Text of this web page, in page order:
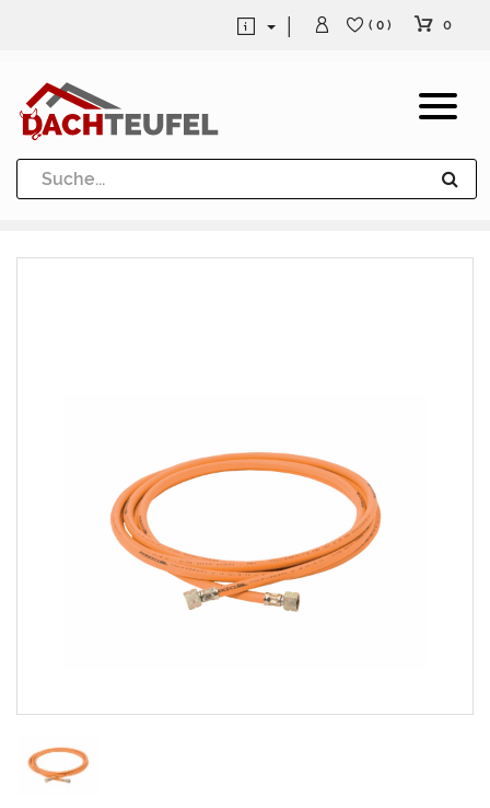
Dachrinne und Fallrohre
Werkzeuge und Löttechnik
( 0 ) 0